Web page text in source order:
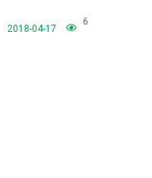
2018-04-17
6